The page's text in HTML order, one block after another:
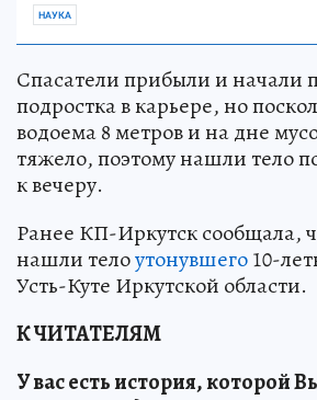
НАУКА
Спасатели прибыли и начали
подростка в карьере, но
водоема 8 метров и на дне
тяжело, поэтому нашли тело
к вечеру.
Ранее КП-Иркутск сообщала,
нашли телоутонувшего10-
Усть-Куте Иркутской области.
К ЧИТАТЕЛЯМ
У вас есть история, которой